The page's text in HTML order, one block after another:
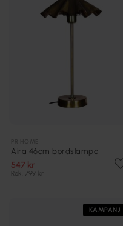
Aira 46cm bordslampa
547 kr
Rek. 799 kr
KAMPANJ